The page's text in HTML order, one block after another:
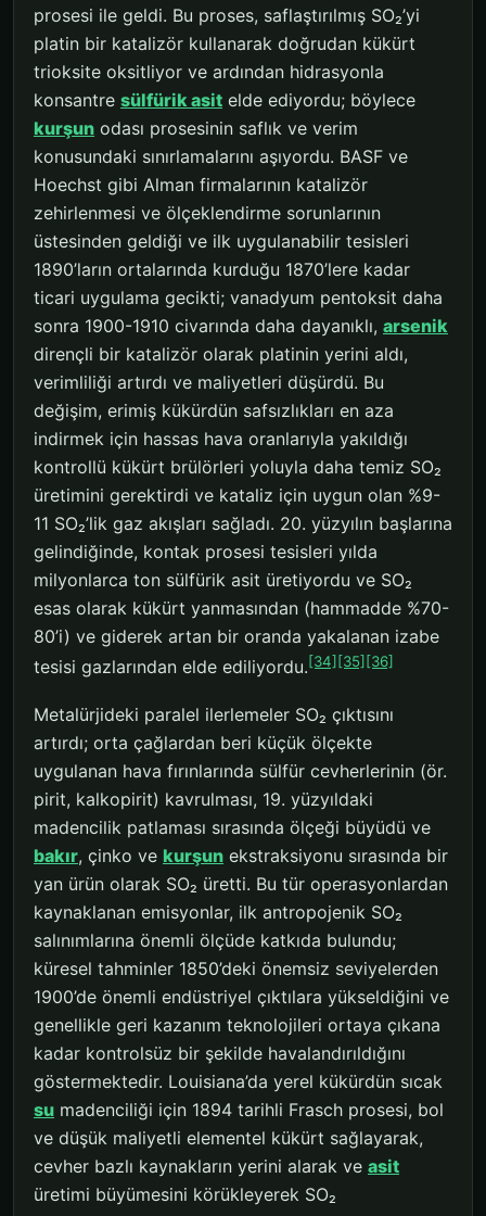
prosesi ile geldi. Bu proses, saflaştırılmış SO₂’yi
platin bir katalizör kullanarak doğrudan kükürt
trioksite oksitliyor ve ardından hidrasyonla
konsantre sülfürik asit elde ediyordu; böylece
kurşun odası prosesinin saflık ve verim
konusundaki sınırlamalarını aşıyordu. BASF ve
Hoechst gibi Alman firmalarının katalizör
zehirlenmesi ve ölçeklendirme sorunlarının
üstesinden geldiği ve ilk uygulanabilir tesisleri
1890’ların ortalarında kurduğu 1870’lere kadar
ticari uygulama gecikti; vanadyum pentoksit daha
sonra 1900-1910 civarında daha dayanıklı, arsenik
dirençli bir katalizör olarak platinin yerini aldı,
verimliliği artırdı ve maliyetleri düşürdü. Bu
değişim, erimiş kükürdün safsızlıkları en aza
indirmek için hassas hava oranlarıyla yakıldığı
kontrollü kükürt brülörleri yoluyla daha temiz SO₂
üretimini gerektirdi ve kataliz için uygun olan %9-
11 SO₂’lik gaz akışları sağladı. 20. yüzyılın başlarına
gelindiğinde, kontak prosesi tesisleri yılda
milyonlarca ton sülfürik asit üretiyordu ve SO₂
esas olarak kükürt yanmasından (hammadde %70-
80’i) ve giderek artan bir oranda yakalanan izabe
tesisi gazlarından elde ediliyordu.[34] [35] [36]
Metalürjideki paralel ilerlemeler SO₂ çıktısını
artırdı; orta çağlardan beri küçük ölçekte
uygulanan hava fırınlarında sülfür cevherlerinin (ör.
pirit, kalkopirit) kavrulması, 19. yüzyıldaki
madencilik patlaması sırasında ölçeği büyüdü ve
bakır, çinko ve kurşun ekstraksiyonu sırasında bir
yan ürün olarak SO₂ üretti. Bu tür operasyonlardan
kaynaklanan emisyonlar, ilk antropojenik SO₂
salınımlarına önemli ölçüde katkıda bulundu;
küresel tahminler 1850’deki önemsiz seviyelerden
1900’de önemli endüstriyel çıktılara yükseldiğini ve
genellikle geri kazanım teknolojileri ortaya çıkana
kadar kontrolsüz bir şekilde havalandırıldığını
göstermektedir. Louisiana’da yerel kükürdün sıcak
su madenciliği için 1894 tarihli Frasch prosesi, bol
ve düşük maliyetli elementel kükürt sağlayarak,
cevher bazlı kaynakların yerini alarak ve asit
üretimi büyümesini körükleyerek SO₂